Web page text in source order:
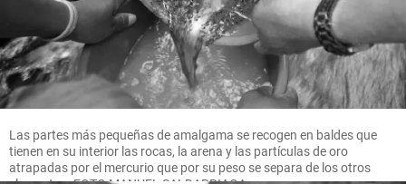
Las partes más pequeñas de amalgama se recogen en baldes que
tienen en su interior las rocas, la arena y las partículas de oro
atrapadas por el mercurio que por su peso se separa de los otros